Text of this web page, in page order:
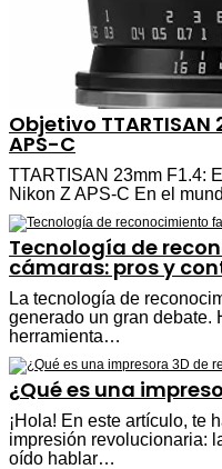
Objetivo TTARTISAN
APS-C
TTARTISAN 23mm F1.4:
Nikon Z APS-C En el
Tecnología de
cámaras: pros y
La tecnología de
generado un gran debate.
herramienta…
¿Qué es una
¡Hola! En este artículo, te
impresión revolucionaria:
oído hablar…